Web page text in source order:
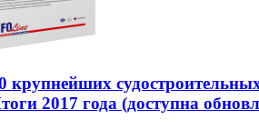
крупнейших
2017 года (доступна